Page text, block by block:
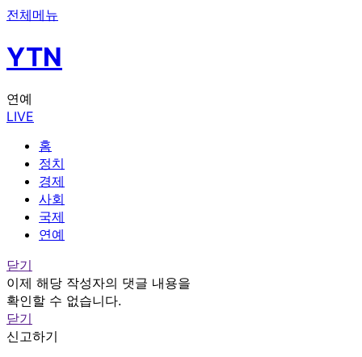
전체메뉴
YTN
연예
LIVE
홈
정치
경제
사회
국제
연예
닫기
이제 해당 작성자의 댓글 내용을
확인할 수 없습니다.
닫기
신고하기